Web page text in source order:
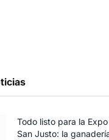
Todo listo para la
San Justo: la